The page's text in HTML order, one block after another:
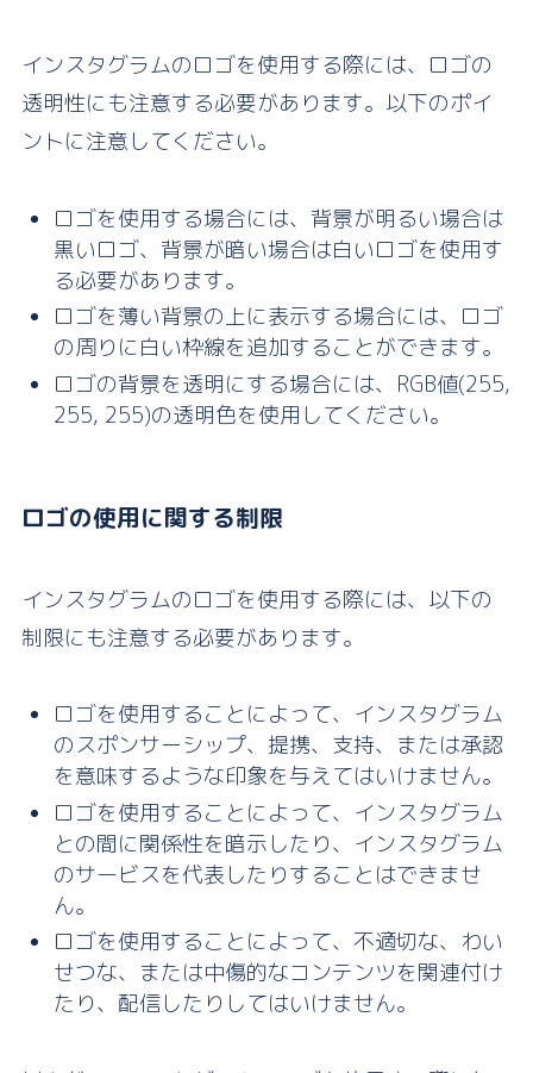
インスタグラムのロゴを使用する際には、ロゴの
透明性にも注意する必要があります。以下のポイ
ントに注意してください。
ロゴを使用する場合には、背景が明るい場合は
黒いロゴ、背景が暗い場合は白いロゴを使用す
る必要があります。
ロゴを薄い背景の上に表示する場合には、ロゴ
の周りに白い枠線を追加することができます。
ロゴの背景を透明にする場合には、RGB値(255,
255, 255)の透明色を使用してください。
ロゴの使用に関する制限
インスタグラムのロゴを使用する際には、以下の
制限にも注意する必要があります。
ロゴを使用することによって、インスタグラム
のスポンサーシップ、提携、支持、または承認
を意味するような印象を与えてはいけません。
ロゴを使用することによって、インスタグラム
との間に関係性を暗示したり、インスタグラム
のサービスを代表したりすることはできませ
ん。
ロゴを使用することによって、不適切な、わい
せつな、または中傷的なコンテンツを関連付け
たり、配信したりしてはいけません。